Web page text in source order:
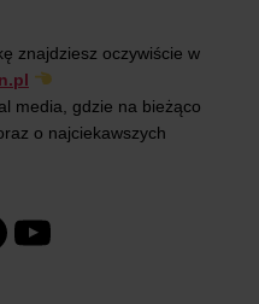
znajdziesz oczywiście w
media, gdzie na bieżąco
o najciekawszych
YouTube